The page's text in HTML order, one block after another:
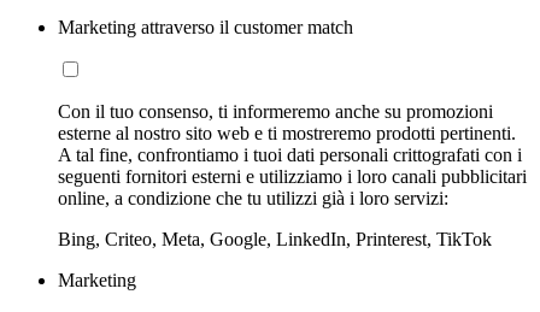
Marketing attraverso il customer match
Con il tuo consenso, ti informeremo anche su promozioni
esterne al nostro sito web e ti mostreremo prodotti pertinenti.
A tal fine, confrontiamo i tuoi dati personali crittografati con i
seguenti fornitori esterni e utilizziamo i loro canali pubblicitari
online, a condizione che tu utilizzi già i loro servizi:
Bing, Criteo, Meta, Google, LinkedIn, Printerest, TikTok
Marketing